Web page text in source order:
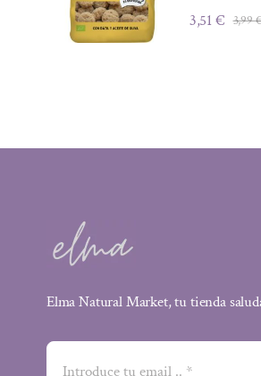
3,99
3,51€
Elma Natural Market, tu tienda